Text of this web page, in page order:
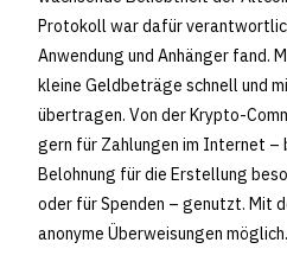
Protokoll war dafür
Anwendung und Anhänger fand.
kleine Geldbeträge schnell und
übertragen. Von der Krypto-
gern für Zahlungen im Internet –
Belohnung für die Erstellung
oder für Spenden – genutzt. Mit
anonyme Überweisungen möglich.